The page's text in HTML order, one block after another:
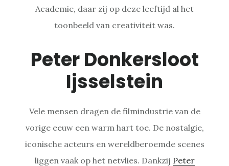
Academie, daar zij op deze leeftijd al het
toonbeeld van creativiteit was.
Peter Donkersloot
Ijsselstein
Vele mensen dragen de filmindustrie van de
vorige eeuw een warm hart toe. De nostalgie,
iconische acteurs en wereldberoemde scenes
liggen vaak op het netvlies. Dankzij Peter